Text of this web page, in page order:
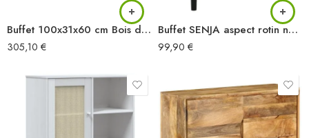
Buffet 100x31x60 cm Bois de manguier massif brut
305,10 €
Buffet SENJA aspect rotin noir 80x40x80 cm bois massif de pin
99,90 €